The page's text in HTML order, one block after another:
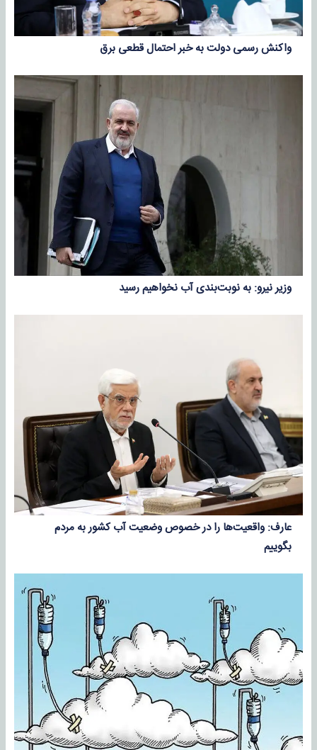
واکنش رسمی دولت به خبر احتمال قطعی برق
وزیر نیرو: به نوبت‌بندی آب نخواهیم رسید
عارف: واقعیت‌ها را در خصوص وضعیت آب کشور به مردم
بگوییم